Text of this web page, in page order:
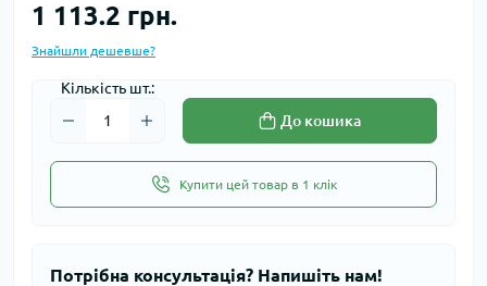
1 113.2 грн.
Знайшли дешевше?
Кількість шт.:
До кошика
Купити цей товар в 1 клік
Потрібна консультація? Напишіть нам!